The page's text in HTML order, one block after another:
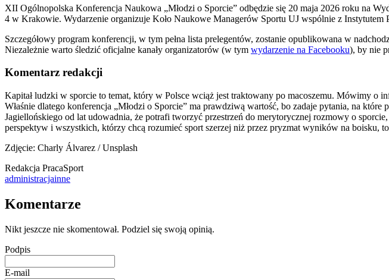
XII Ogólnopolska Konferencja Naukowa „Młodzi o Sporcie” odbędzie się 20 maja 2026 roku na
4 w Krakowie. Wydarzenie organizuje Koło Naukowe Managerów Sportu UJ wspólnie z Instytutem
Szczegółowy program konferencji, w tym pełna lista prelegentów, zostanie opublikowana w
Niezależnie warto śledzić oficjalne kanały organizatorów (w tym wydarzenie na Facebooku), by nie
Komentarz redakcji
Kapitał ludzki w sporcie to temat, który w Polsce wciąż jest traktowany po macoszemu. Mówimy o
Właśnie dlatego konferencja „Młodzi o Sporcie” ma prawdziwą wartość, bo zadaje pytania, na
Jagiellońskiego od lat udowadnia, że potrafi tworzyć przestrzeń do merytorycznej rozmowy o
perspektyw i wszystkich, którzy chcą rozumieć sport szerzej niż przez pryzmat wyników na boisku,
Zdjęcie: Charly Álvarez / Unsplash
Redakcja PracaSport
administracjainne
Komentarze
Nikt jeszcze nie skomentował. Podziel się swoją opinią.
Podpis
E-mail